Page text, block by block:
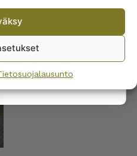
Arabia Teema sokerikko
ja kermakko keltainen
policy.